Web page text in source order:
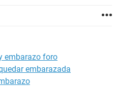
embarazo foro
embarazada